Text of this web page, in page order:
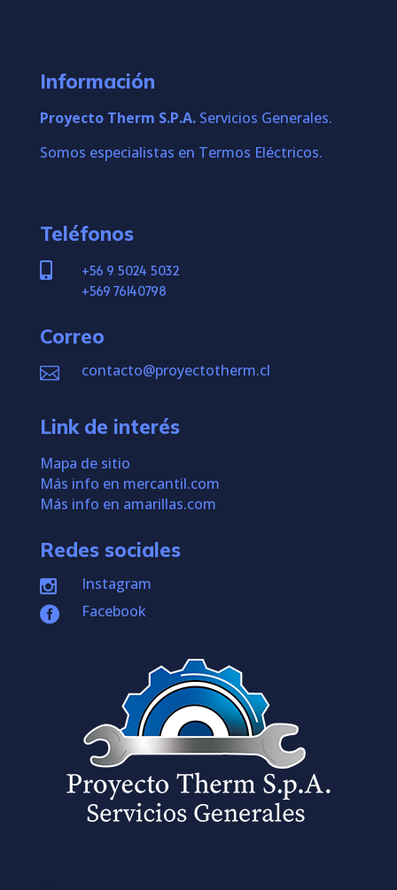
Información
Proyecto Therm S.P.A.Servicios Generales.
Somos especialistas en Termos Eléctricos.
Teléfonos

+56 9 5024 5032
+569 76140798
Correo
 contacto@proyectotherm.cl
Link de interés
Mapa de sitio
Más info en mercantil.com
Más info en amarillas.com
Redes sociales

Instagram

Facebook